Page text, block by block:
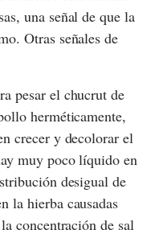
una señal de que la
Otras señales de
pesar el chucrut de
herméticamente,
crecer y decolorar el
muy poco líquido en
desigual de
la hierba causadas
concentración de sal